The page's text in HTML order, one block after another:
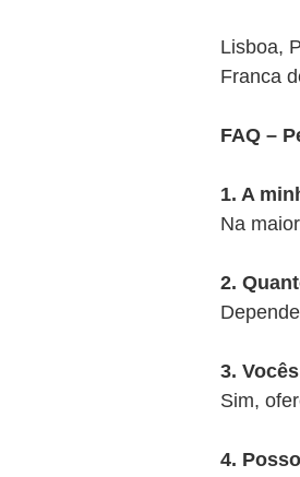
Lisboa,
Franca
FAQ –
1. A
Na
2.
3.
Sim,
4.